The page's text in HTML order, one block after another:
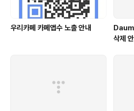
우리카페 카페앱수 노출 안내
Daum
삭제